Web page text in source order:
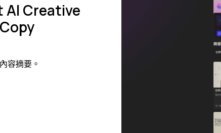
AI Creative
容摘要。